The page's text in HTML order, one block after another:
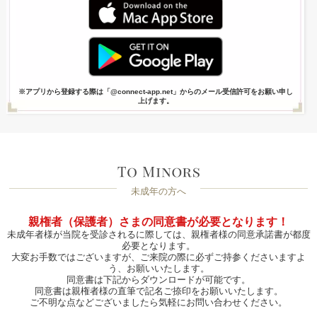
※アプリから登録する際は「@connect-app.net」からのメール受信許可をお願い申し
上げます。
未成年の方へ
親権者（保護者）さまの同意書が必要となります！
未成年者様が当院を受診されるに際しては、親権者様の同意承諾書が都度
必要となります。
大変お手数ではございますが、ご来院の際に必ずご持参くださいますよ
う、お願いいたします。
同意書は下記からダウンロードが可能です。
同意書は親権者様の直筆で記名ご捺印をお願いいたします。
ご不明な点などございましたら気軽にお問い合わせください。